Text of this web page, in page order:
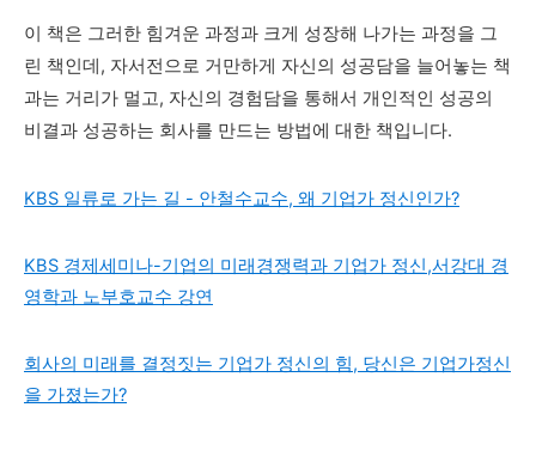
이 책은 그러한 힘겨운 과정과 크게 성장해 나가는 과정을 그
린 책인데, 자서전으로 거만하게 자신의 성공담을 늘어놓는 책
과는 거리가 멀고, 자신의 경험담을 통해서 개인적인 성공의
비결과 성공하는 회사를 만드는 방법에 대한 책입니다.
KBS 일류로 가는 길 - 안철수교수, 왜 기업가 정신인가?
KBS 경제세미나-기업의 미래경쟁력과 기업가 정신,서강대 경
영학과 노부호교수 강연
회사의 미래를 결정짓는 기업가 정신의 힘, 당신은 기업가정신
을 가졌는가?